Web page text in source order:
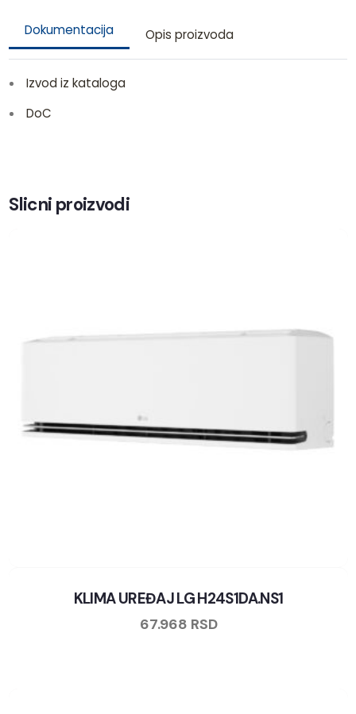
Dokumentacija Opis proizvoda
Izvod iz kataloga
DoC
Slicni proizvodi
KLIMA UREĐAJ LG H24S1DA.NS1
67.968 RSD